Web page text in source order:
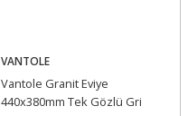
VANTOLE
Vantole Granit Eviye
440x380mm Tek Gözlü Gri